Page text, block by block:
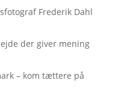
Frederik Dahl
der giver mening
– kom tættere på